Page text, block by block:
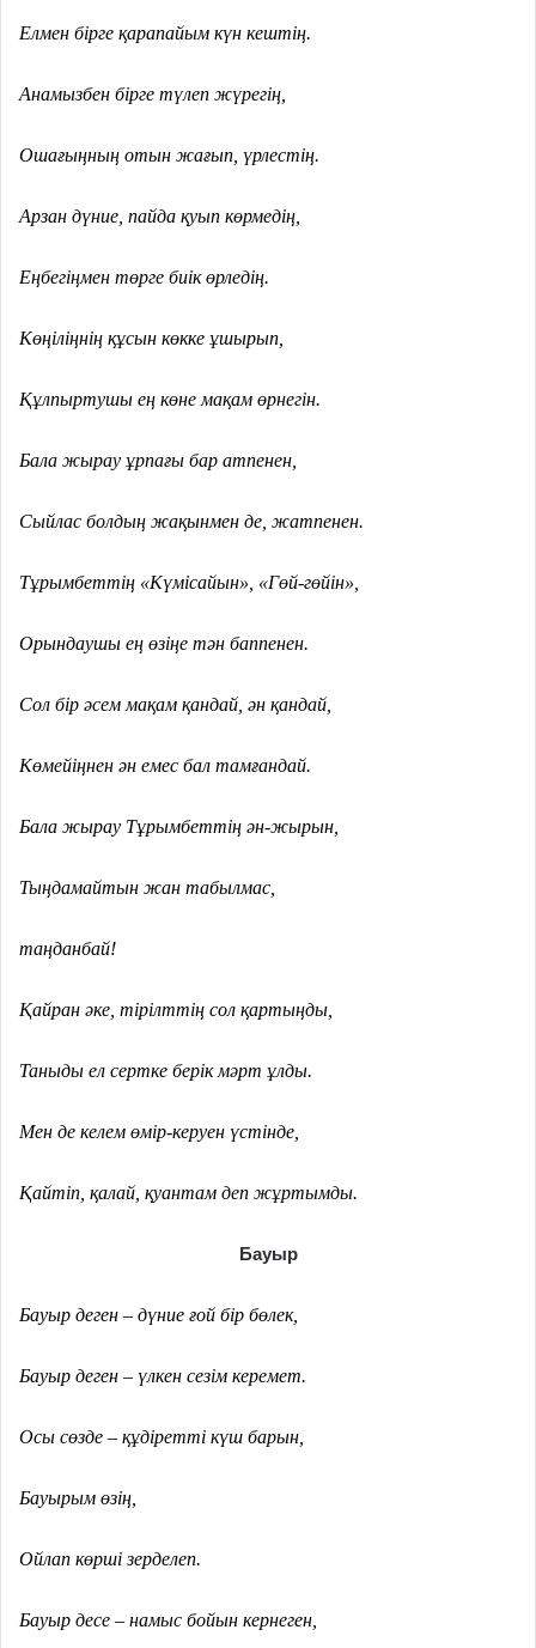
Елмен бірге қарапайым күн кештің.
Анамызбен бірге түлеп жүрегің,
Ошағыңның отын жағып, үрлестің.
Арзан дүние, пайда қуып көрмедің,
Еңбегіңмен төрге биік өрледің.
Көңіліңнің құсын көкке ұшырып,
Құлпыртушы ең көне мақам өрнегін.
Бала жырау ұрпағы бар атпенен,
Сыйлас болдың жақынмен де, жатпенен.
Тұрымбеттің «Күмісайын», «Гөй-гөйін»,
Орындаушы ең өзіңе тән баппенен.
Сол бір әсем мақам қандай, ән қандай,
Көмейіңнен ән емес бал тамғандай.
Бала жырау Тұрымбеттің ән-жырын,
Тыңдамайтын жан табылмас,
таңданбай!
Қайран әке, тірілттің сол қартыңды,
Таныды ел сертке берік мәрт ұлды.
Мен де келем өмір-керуен үстінде,
Қайтіп, қалай, қуантам деп жұртымды.
Бауыр
Бауыр деген – дүние ғой бір бөлек,
Бауыр деген – үлкен сезім керемет.
Осы сөзде – құдіретті күш барын,
Бауырым өзің,
Ойлап көрші зерделеп.
Бауыр десе – намыс бойын кернеген,